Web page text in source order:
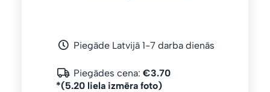
Piegāde Latvijā 1-7 darba dienās
Piegādes cena: €3.70
*(5.20 liela izmēra foto)